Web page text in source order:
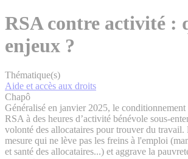
RSA contre activité :
enjeux ?
Thématique(s)
Aide et accès aux droits
Chapô
Généralisé en janvier 2025, le conditionnement
RSA à des heures d’activité bénévole sous-
volonté des allocataires pour trouver du travail.
mesure qui ne lève pas les freins à l'emploi
et santé des allocataires...) et aggrave la